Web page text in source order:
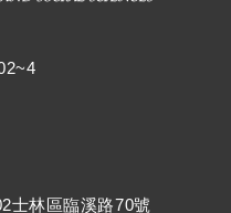
士林區臨溪路70號